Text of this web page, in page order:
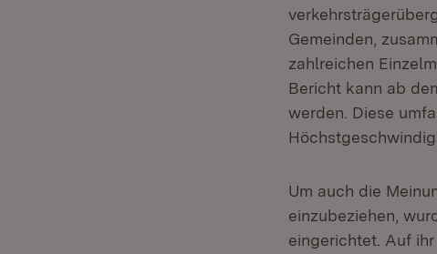
Gemeinden,
zahlreichen
Bericht kann ab
werden. Diese
Um auch die
einzubeziehen,
eingerichtet. Auf